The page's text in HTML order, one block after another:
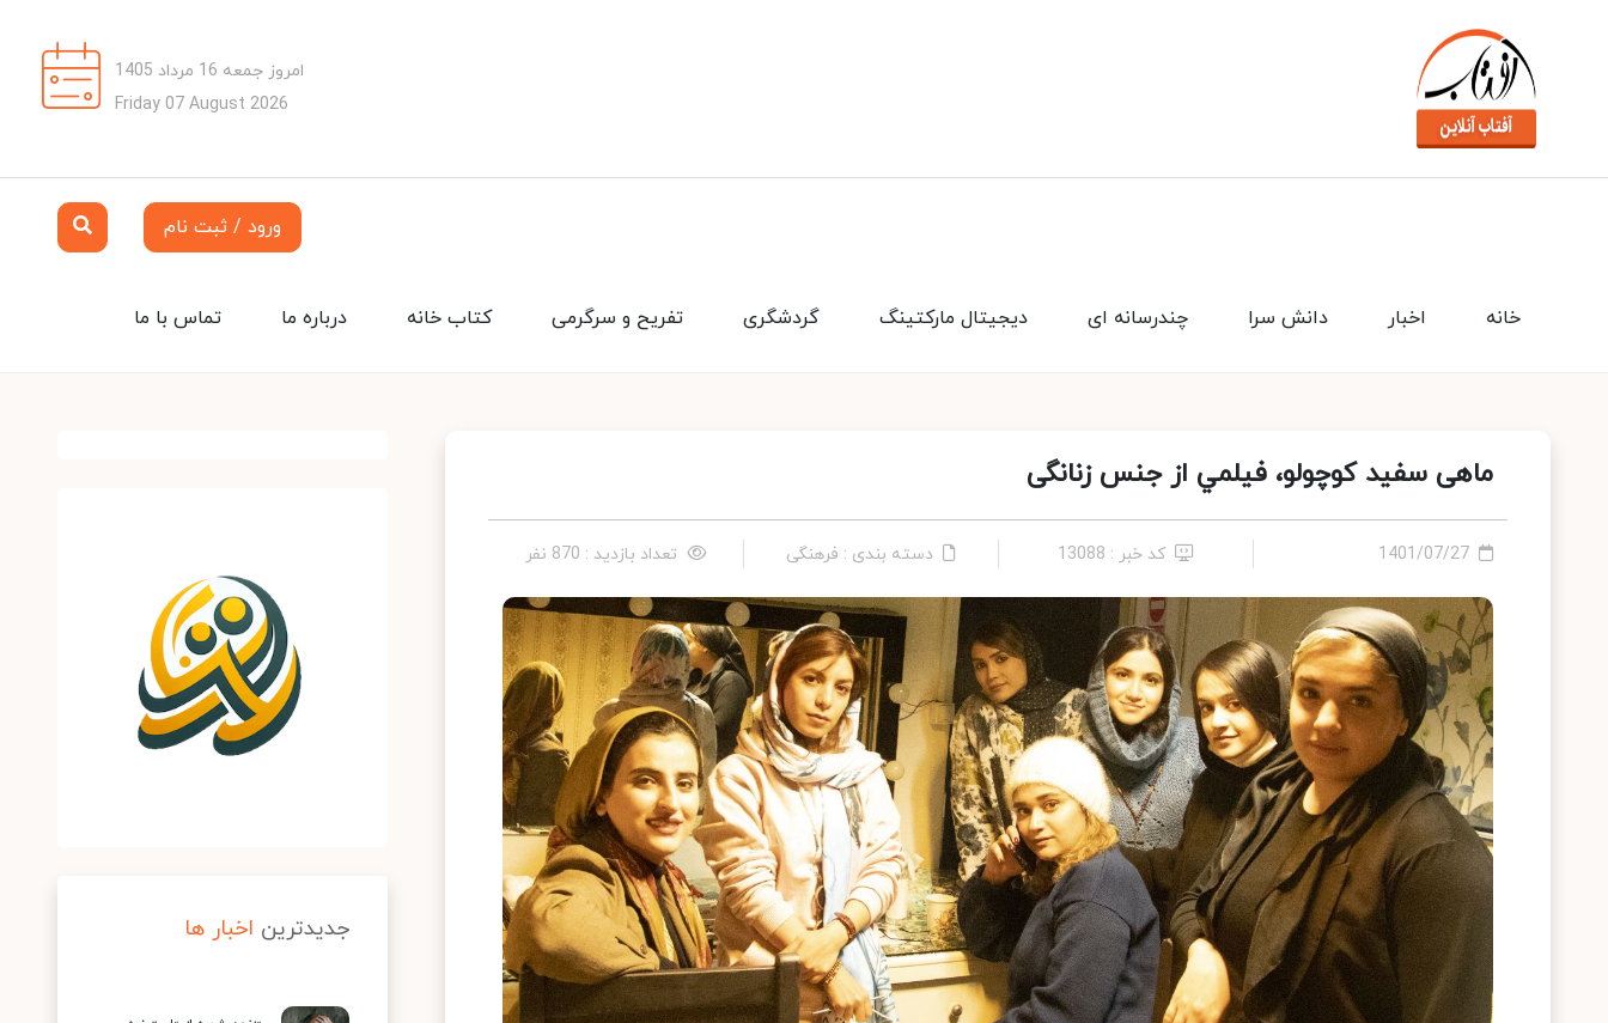
امروز جمعه 16 مرداد 1405
Friday 07 August 2026
ورود / ثبت نام
تماس با ما درباره ما کتاب خانه تفریح و سرگرمی گردشگری دیجیتال مارکتینگ چندرسانه ای دانش سرا اخبار خانه
ماهی سفيد كوچولو، فيلمي از جنس زنانگى
1401/07/27 کد خبر : 13088 دسته بندی : فرهنگی تعداد بازدید : 870 نفر
جدیدترین اخبار ها